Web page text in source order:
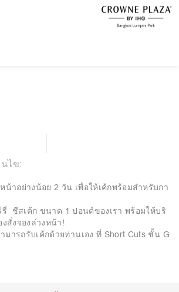
ไข:
น้าอย่างน้อย 2 วัน เพื่อให้เค้กพร้อมสำหรับกา
รี่ ชีสเค้ก ขนาด 1 ปอนด์ของเรา พร้อมให้บริ
สั่งจองล่วงหน้า!
ารถรับเค้กด้วยท่านเอง ที่ Short Cuts ชั้น G